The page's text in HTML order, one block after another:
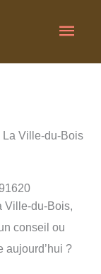
La Ville-du-Bois
Ville-du-Bois,
conseil ou
aujourd’hui ?